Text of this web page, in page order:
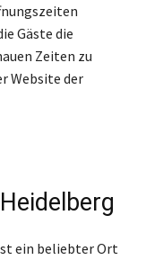
Gäste die
Zeiten zu
Website der
ein beliebter Ort